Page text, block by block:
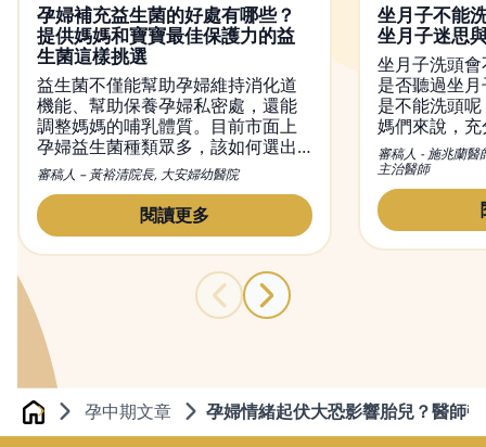
孕婦補充益生菌的好處有哪些？
提供媽媽和寶寶最佳保護力的益
生菌這樣挑選
益生菌不僅能幫助孕婦維持消化道
機能、幫助保養孕婦私密處，還能
調整媽媽的哺乳體質。目前市面上
孕婦益生菌種類眾多，該如何選出
適合的益生菌？又該何時吃益生
菌？本文將會介紹益生菌對孕婦的
功效，吃益生菌正確的方法及時
間，並提供挑益生菌的小撇步。
審稿人 – 黃裕清院長, 大安婦幼醫院
閱讀更多
坐月子不能
坐月子迷思
坐月子洗頭
是否聽過坐
是不能洗頭
媽們來說，
不可或缺的
觀念，便是
內好好休息
變，觀念也
月子洗頭的
與禁忌，幫
審稿人 - 施兆蘭醫
主治醫師
Home 孕中期文章 孕婦情緒起伏大恐影響胎兒？醫師